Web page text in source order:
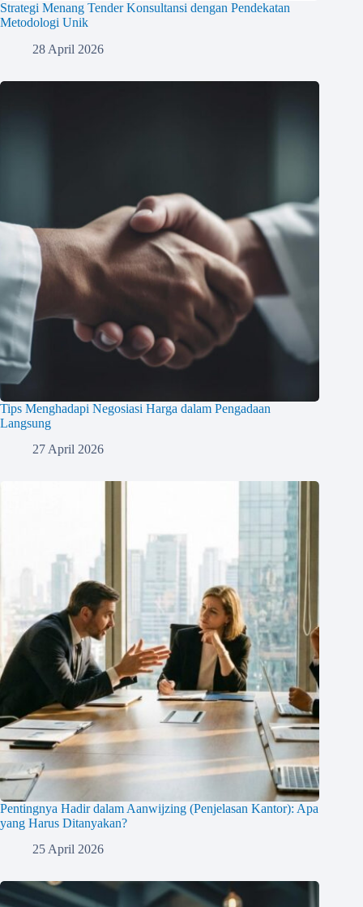
Strategi Menang Tender Konsultansi dengan Pendekatan
Metodologi Unik
28 April 2026
Tips Menghadapi Negosiasi Harga dalam Pengadaan
Langsung
27 April 2026
Pentingnya Hadir dalam Aanwijzing (Penjelasan Kantor): Apa
yang Harus Ditanyakan?
25 April 2026